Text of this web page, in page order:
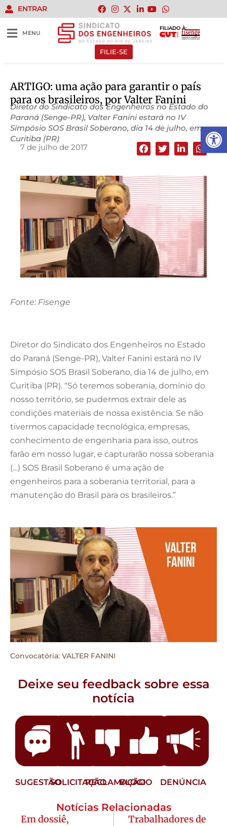
Abrir
ENTRAR
MENU
FILIADO À:
FILIE-SE
ARTIGO: uma ação para garantir o país
para os brasileiros, por Valter Fanini
Diretor do Sindicato dos Engenheiros no Estado do
Paraná (Senge-PR), Valter Fanini estará no IV
Simpósio SOS Brasil Soberano, dia 14 de julho, em
Curitiba (PR)
7 de julho de 2017
Fonte: Fisenge
Diretor do Sindicato dos Engenheiros no Estado
do Paraná (Senge-PR), Valter Fanini estará no IV
Simpósio SOS Brasil Soberano, dia 14 de julho, em
Curitiba (PR). “Só teremos soberania, domínio do
nosso território, se pudermos extrair dele as
condições materiais de nossa existência. Se não
tivermos capacidade tecnológica, empresas,
conhecimento de engenharia para isso, outros
farão em nosso lugar, e capturarão nossa soberania
(…) SOS Brasil Soberano é uma ação de
engenheiros para a soberania territorial, para a
manutenção do Brasil para os brasileiros.”
Convocatória: VALTER FANINI
Deixe seu feedback sobre essa
notícia
SUGESTÃOSOLICITAÇÃORECLAMAÇÃO
ELOGIO DENÚNCIA
Notícias Relacionadas
Em dossiê,
Trabalhadores de